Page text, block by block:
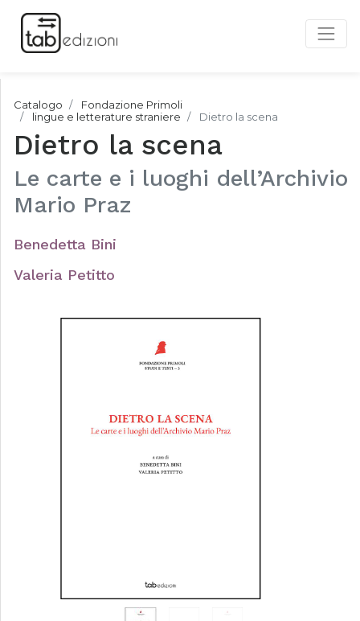
Catalogo
Fondazione Primoli
lingue e letterature straniere
Dietro la scena
Dietro la scena
Le carte e i luoghi dell’Archivio
Mario Praz
Benedetta Bini
Valeria Petitto